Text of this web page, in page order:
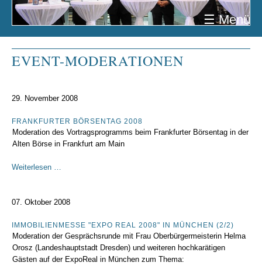
☰ Menü
EVENT-MODERATIONEN
29. November 2008
FRANKFURTER BÖRSENTAG 2008
Moderation des Vortragsprogramms beim Frankfurter Börsentag in der
Alten Börse in Frankfurt am Main
Weiterlesen …
07. Oktober 2008
IMMOBILIENMESSE "EXPO REAL 2008" IN MÜNCHEN (2/2)
Moderation der Gesprächsrunde mit Frau Oberbürgermeisterin Helma
Orosz (Landeshauptstadt Dresden) und weiteren hochkarätigen
Gästen auf der ExpoReal in München zum Thema: